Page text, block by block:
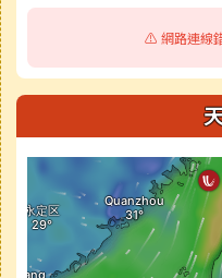
⚠️ 網路連線